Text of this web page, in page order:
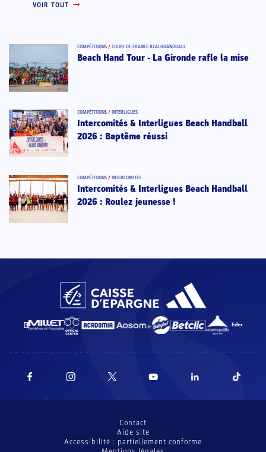
VOIR TOUT
COMPÉTITIONS / COUPE DE FRANCE BEACHHANDBALL
Beach Hand Tour - La Gironde rafle la mise
COMPÉTITIONS / INTERLIGUES
Intercomités & Interligues Beach Handball
2026 : Baptême réussi
COMPÉTITIONS / INTERCOMITÉS
Intercomités & Interligues Beach Handball
2026 : Roulez jeunesse !
Contact
Aide site
Accessibilité : partiellement conforme